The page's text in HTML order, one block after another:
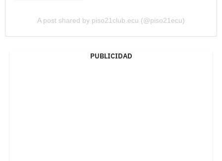
A post shared by piso21club.ecu (@piso21ecu)
PUBLICIDAD